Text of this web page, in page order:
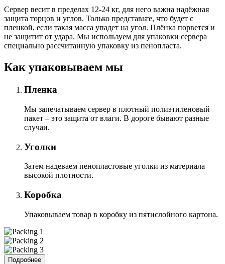
Сервер весит в пределах 12-24 кг, для него важна надёжная
защита торцов и углов. Только представьте, что будет с
пленкой, если такая масса упадет на угол. Плёнка порвется и
не защитит от удара. Мы используем для упаковки сервера
специально расcчитанную упаковку из пенопласта.
Как упаковываем мы
Пленка
Мы запечатываем сервер в плотный полиэтиленовый
пакет – это защита от влаги. В дороге бывают разные
случаи.
Уголки
Затем надеваем пенопластовые уголки из материала
высокой плотности.
Коробка
Упаковываем товар в коробку из пятислойного картона.
Подробнее